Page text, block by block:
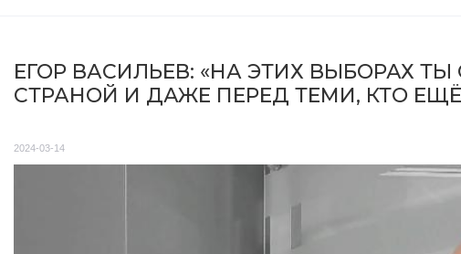
ЕГОР ВАСИЛЬЕВ: «НА ЭТИХ ВЫБОРАХ
СТРАНОЙ И ДАЖЕ ПЕРЕД ТЕМИ, КТО
2024-03-14